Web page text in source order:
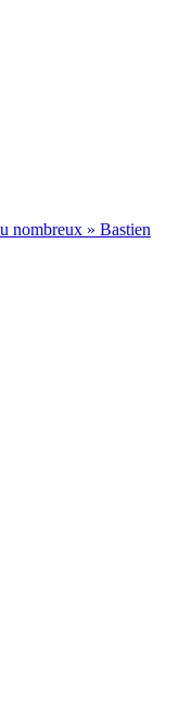
nombreux » Bastien